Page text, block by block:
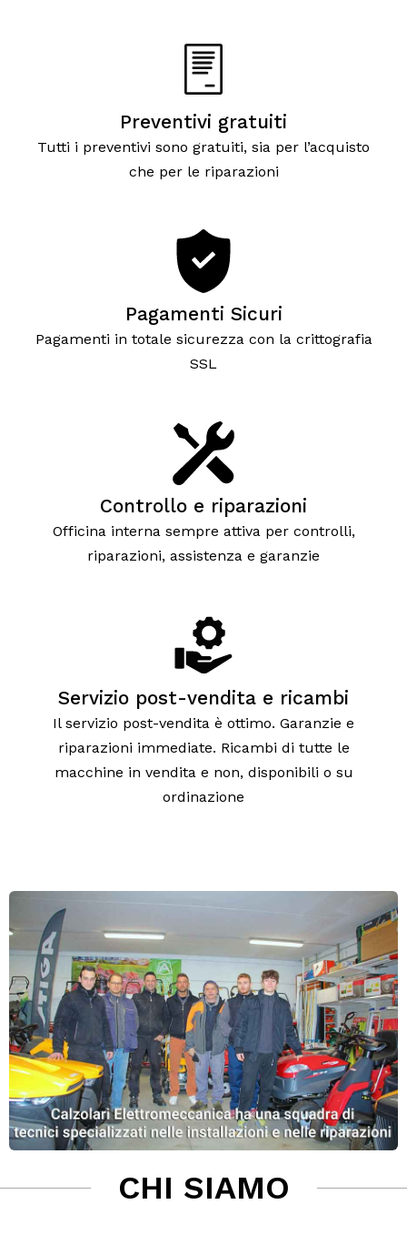
Preventivi gratuiti
Tutti i preventivi sono gratuiti, sia per l’acquisto
che per le riparazioni
Pagamenti Sicuri
Pagamenti in totale sicurezza con la crittografia
SSL
Controllo e riparazioni
Officina interna sempre attiva per controlli,
riparazioni, assistenza e garanzie
Servizio post-vendita e ricambi
Il servizio post-vendita è ottimo. Garanzie e
riparazioni immediate. Ricambi di tutte le
macchine in vendita e non, disponibili o su
ordinazione
CHI SIAMO